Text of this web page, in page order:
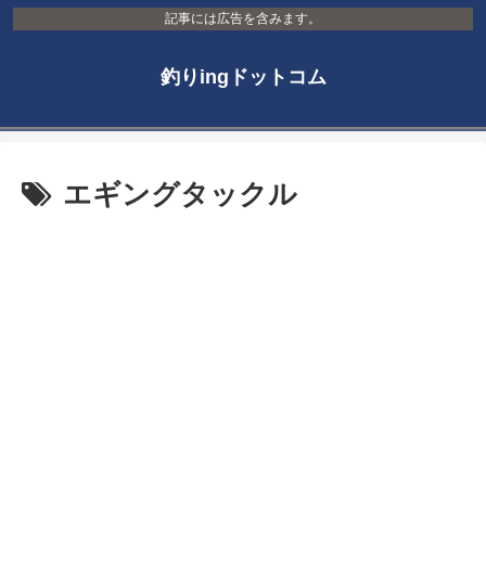
記事には広告を含みます。
釣りingドットコム
エギングタックル